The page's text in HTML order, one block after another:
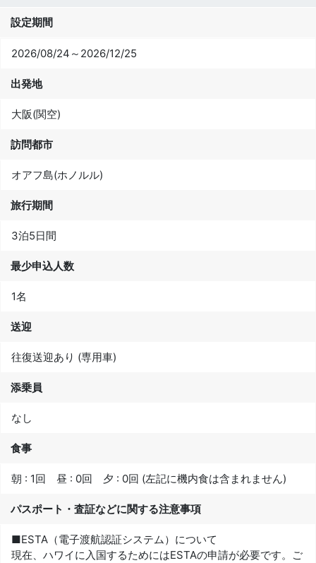
設定期間
2026/08/24～2026/12/25
出発地
大阪(関空)
訪問都市
オアフ島(ホノルル)
旅行期間
3泊5日間
最少申込人数
1名
送迎
往復送迎あり (専用車)
添乗員
なし
食事
朝 : 1回 昼 : 0回 夕 : 0回 (左記に機内食は含まれません)
パスポート・査証などに関する注意事項
■ESTA（電子渡航認証システム）について
現在、ハワイに入国するためにはESTAの申請が必要です。ご